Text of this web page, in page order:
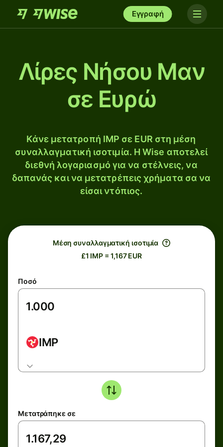
Εγγραφή
Λίρες Νήσου Μαν
σε Ευρώ
Κάνε μετατροπή IMP σε EUR στη μέση
συναλλαγματική ισοτιμία. Η Wise αποτελεί
διεθνή λογαριασμό για να στέλνεις, να
δαπανάς και να μετατρέπεις χρήματα σα να
είσαι ντόπιος.
Μέση συναλλαγματική ισοτιμία
£1 IMP = 1,167 EUR
Ποσό
IMP
Μετατράπηκε σε